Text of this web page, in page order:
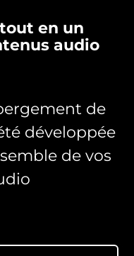
en un
audio
de
développée
de vos